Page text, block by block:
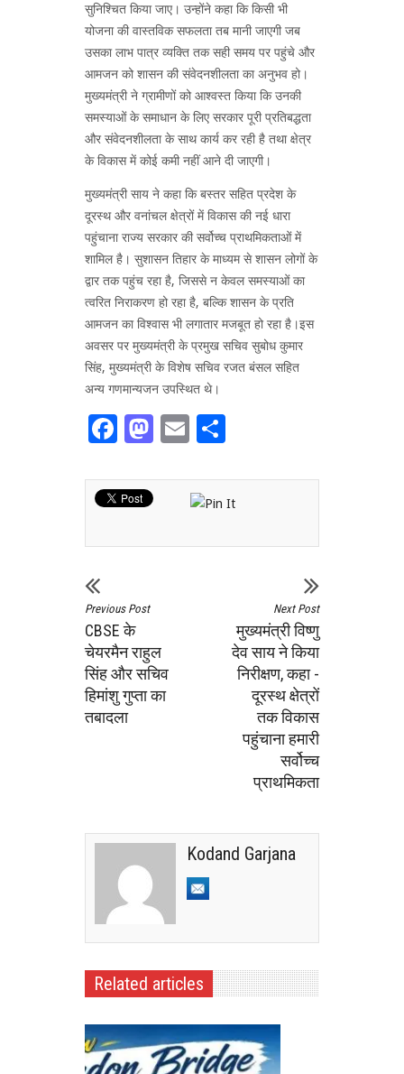
सुनिश्चित किया जाए। उन्होंने कहा कि किसी भी
योजना की वास्तविक सफलता तब मानी जाएगी जब
उसका लाभ पात्र व्यक्ति तक सही समय पर पहुंचे और
आमजन को शासन की संवेदनशीलता का अनुभव हो।
मुख्यमंत्री ने ग्रामीणों को आश्वस्त किया कि उनकी
समस्याओं के समाधान के लिए सरकार पूरी प्रतिबद्धता
और संवेदनशीलता के साथ कार्य कर रही है तथा क्षेत्र
के विकास में कोई कमी नहीं आने दी जाएगी।
मुख्यमंत्री साय ने कहा कि बस्तर सहित प्रदेश के
दूरस्थ और वनांचल क्षेत्रों में विकास की नई धारा
पहुंचाना राज्य सरकार की सर्वोच्च प्राथमिकताओं में
शामिल है। सुशासन तिहार के माध्यम से शासन लोगों के
द्वार तक पहुंच रहा है, जिससे न केवल समस्याओं का
त्वरित निराकरण हो रहा है, बल्कि शासन के प्रति
आमजन का विश्वास भी लगातार मजबूत हो रहा है।इस
अवसर पर मुख्यमंत्री के प्रमुख सचिव सुबोध कुमार
सिंह, मुख्यमंत्री के विशेष सचिव रजत बंसल सहित
अन्य गणमान्यजन उपस्थित थे।
Facebook
Mastodon
Email
Previous Post
CBSE के
चेयरमैन राहुल
सिंह और सचिव
हिमांशु गुप्ता का
तबादला
Next Post
मुख्यमंत्री विष्णु
देव साय ने किया
निरीक्षण, कहा -
दूरस्थ क्षेत्रों
तक विकास
पहुंचाना हमारी
सर्वोच्च
प्राथमिकता
Kodand Garjana
Related articles